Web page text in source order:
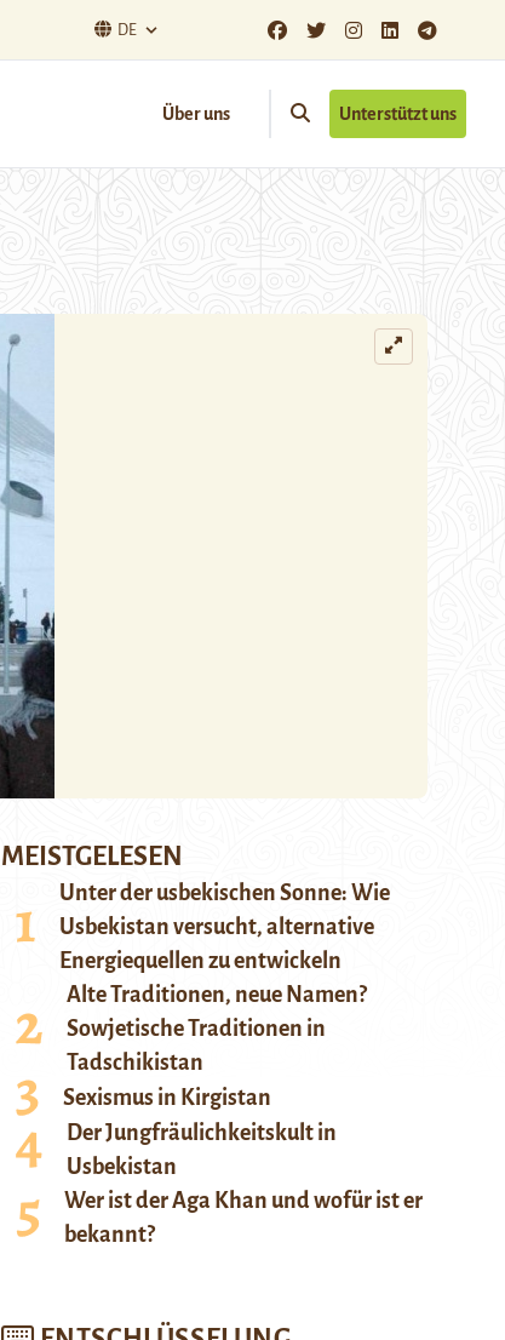
DE
Über uns Unterstützt uns
MEISTGELESEN
Unter der usbekischen Sonne: Wie
Usbekistan versucht, alternative
Energiequellen zu entwickeln
Alte Traditionen, neue Namen?
Sowjetische Traditionen in
Tadschikistan
Sexismus in Kirgistan
Der Jungfräulichkeitskult in
Usbekistan
Wer ist der Aga Khan und wofür ist er
bekannt?